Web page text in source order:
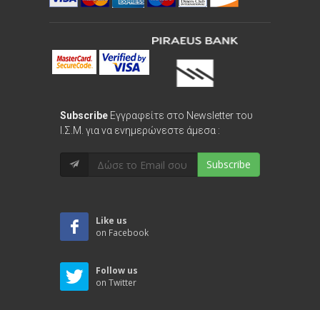
Subscribe Εγγραφείτε στο Newsletter του
Ι.Σ.Μ. για να ενημερώνεστε άμεσα :
Subscribe
Like us
on Facebook
Follow us
on Twitter